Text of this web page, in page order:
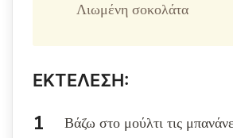
Λιωμένη σοκολάτα
ΕΚΤΕΛΕΣΗ:
Βάζω στο μούλτι τις